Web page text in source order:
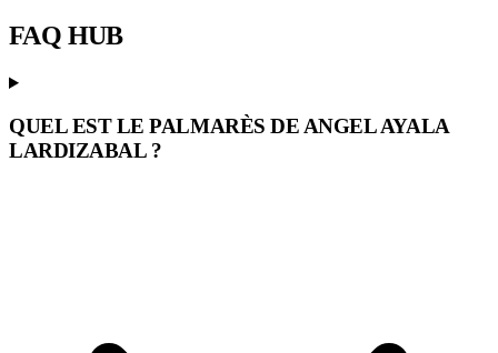
FAQ HUB
QUEL EST LE PALMARÈS DE ANGEL AYALA
LARDIZABAL ?